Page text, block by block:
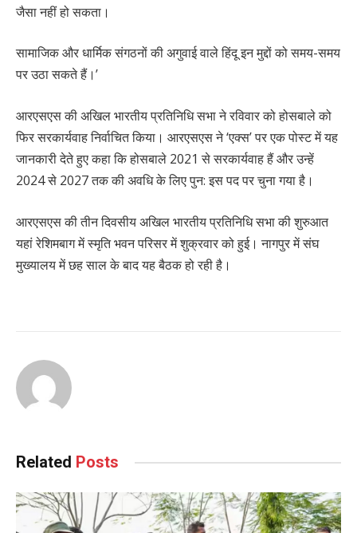
जैसा नहीं हो सकता।
सामाजिक और धार्मिक संगठनों की अगुवाई वाले हिंदू इन मुद्दों को समय-समय
पर उठा सकते हैं।’
आरएसएस की अखिल भारतीय प्रतिनिधि सभा ने रविवार को होसबाले को
फिर सरकार्यवाह निर्वाचित किया। आरएसएस ने ‘एक्स’ पर एक पोस्ट में यह
जानकारी देते हुए कहा कि होसबाले 2021 से सरकार्यवाह हैं और उन्हें
2024 से 2027 तक की अवधि के लिए पुन: इस पद पर चुना गया है।
आरएसएस की तीन दिवसीय अखिल भारतीय प्रतिनिधि सभा की शुरुआत
यहां रेशिमबाग में स्मृति भवन परिसर में शुक्रवार को हुई। नागपुर में संघ
मुख्यालय में छह साल के बाद यह बैठक हो रही है।
Related Posts